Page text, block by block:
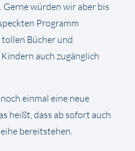
würden wir aber bis
Programm
Bücher und
auch zugänglich
einmal eine neue
heißt, dass ab sofort auch
bereitstehen.